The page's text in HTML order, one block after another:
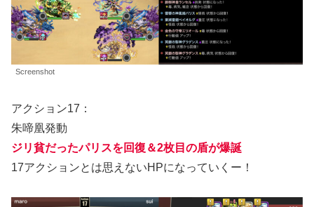
Screenshot
アクション17：
朱啼凰発動
ジリ貧だったパリスを回復＆2枚目の盾が爆誕
17アクションとは思えないHPになっていくー！